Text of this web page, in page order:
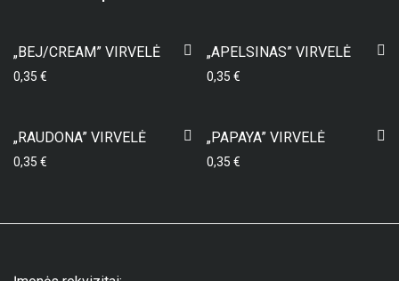
„BEJ/CREAM” VIRVELĖ
0,35 €
„APELSINAS” VIRVELĖ
0,35 €
„RAUDONA” VIRVELĖ
0,35 €
„PAPAYA” VIRVELĖ
0,35 €